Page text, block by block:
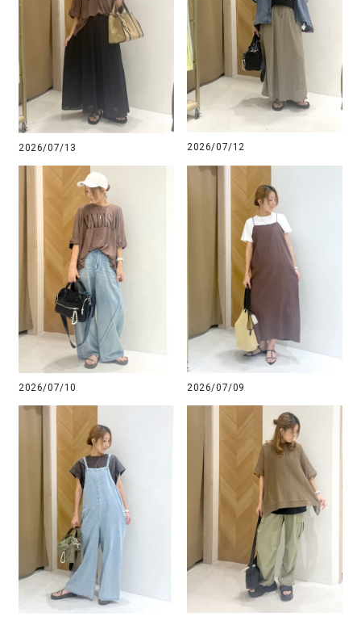
2026/07/13 2026/07/12
2026/07/10 2026/07/09